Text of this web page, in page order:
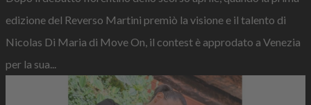
edizione del Reverso Martini premiò la visione e il talento di
Nicolas Di Maria di Move On, il contest è approdato a Venezia
per la sua...